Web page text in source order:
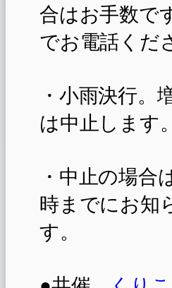
合はお手数で
でお電話くだ
・小雨決行。
は中止します。
・中止の場合
時までにお知
す。